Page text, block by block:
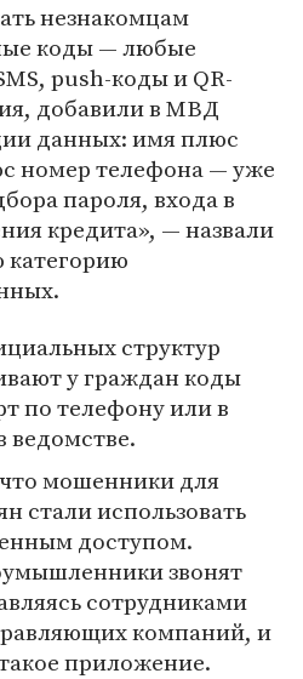
незнакомцам
коды — любые
push-коды и QR-
добавили в МВД
данных: имя плюс
номер телефона — уже
пароля, входа в
кредита», — назвали
категорию
структур
у граждан коды
по телефону или в
ведомстве.
мошенники для
стали использовать
доступом.
звонят
сотрудниками
компаний, и
приложение.